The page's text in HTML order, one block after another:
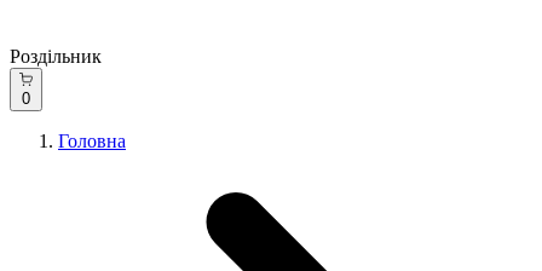
Роздільник
0
Головна